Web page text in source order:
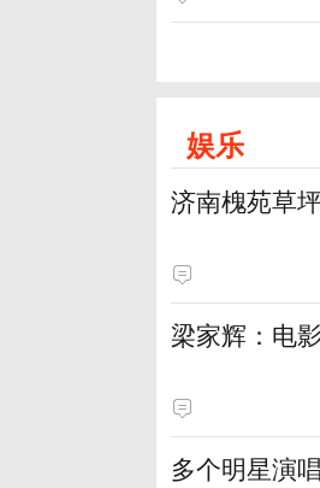
娱乐
济南槐苑草
梁家辉：电
多个明星演